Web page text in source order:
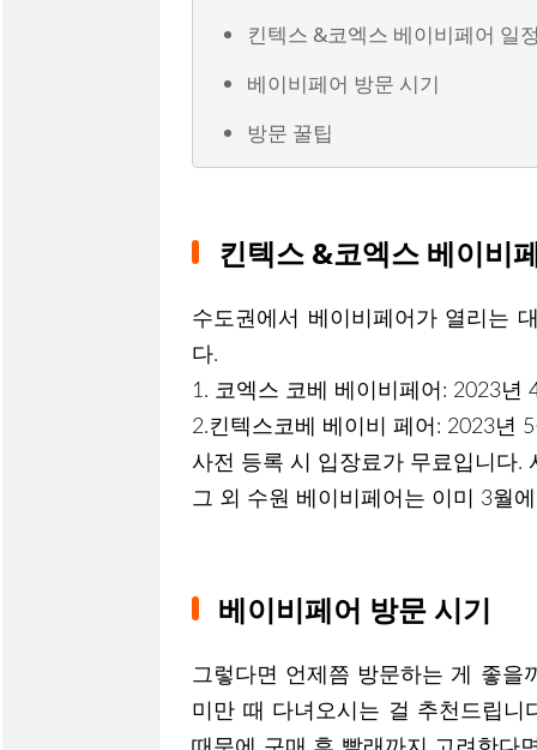
킨텍스 &코엑스 베이비페어 일
베이비페어 방문 시기
방문 꿀팁
킨텍스 &코엑스 베이비
수도권에서 베이비페어가 열리는
다.
1. 코엑스 코베 베이비페어: 2023년
2.킨텍스코베 베이비 페어: 2023년
사전 등록 시 입장료가 무료입니다.
그 외 수원 베이비페어는 이미 3월
베이비페어 방문 시기
그렇다면 언제쯤 방문하는 게 좋을
미만 때 다녀오시는 걸 추천드립